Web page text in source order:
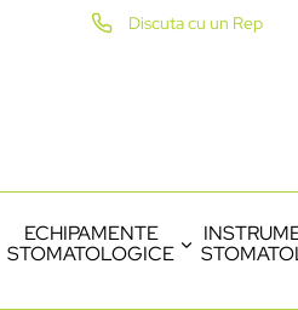
Discuta cu un Rep
ECHIPAMENTE
STOMATOLOGICE